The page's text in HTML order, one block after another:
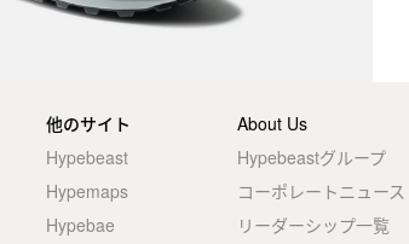
他のサイト
Hypebeast
Hypemaps
Hypebae
About Us
Hypebeastグループ
コーポレートニュース
リーダーシップ一覧